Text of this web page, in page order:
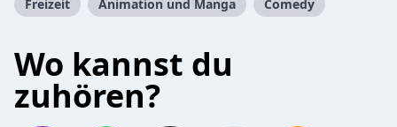
Freizeit Animation und Manga Comedy
Wo kannst du
zuhören?